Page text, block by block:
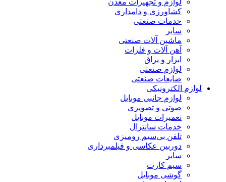
لوازم و تجهیزات معدن
کشاورزی و دامداری
خدمات صنعتی
سایر
ماشین آلات صنعتی
آهن آلات و فلزات
ابزار و یراق
لوازم صنعتی
ضایعات صنعتی
لوازم الکترونیکی
لوازم جانبی موبایل
صوتی و تصویری
تعمیرات موبایل
خدمات سانترال
تلفن بی‌سیم رومیزی
دوربین عکاسی و فیلمبرداری
سایر
سیم کارت
گوشی موبایل